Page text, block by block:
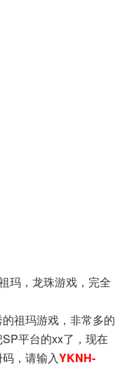
玛，龙珠游戏，完全
祖玛游戏，非常多的
平台的xx了，现在
，请输入YKNH-